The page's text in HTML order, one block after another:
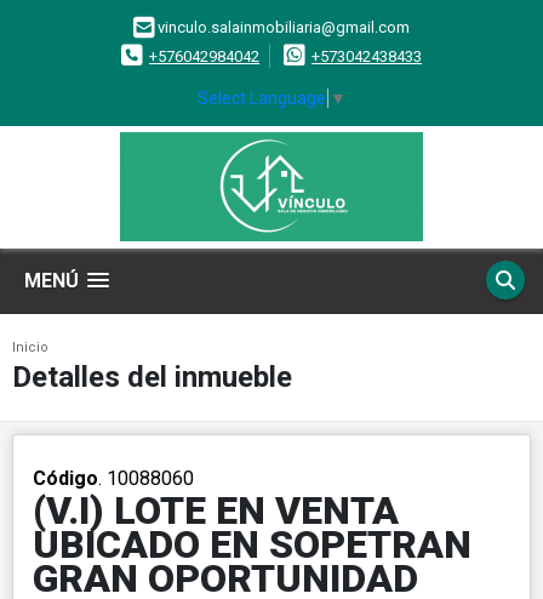
vinculo.salainmobiliaria@gmail.com
+576042984042
+573042438433
Select Language ▼
MENÚ
Inicio
Detalles del inmueble
Código. 10088060
(V.I) LOTE EN VENTA
UBICADO EN SOPETRAN
GRAN OPORTUNIDAD